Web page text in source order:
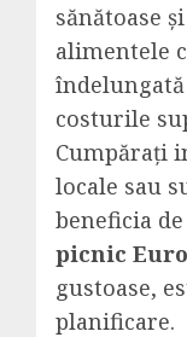
sănătoase
alimentele
costurile
Cumpărați
locale sau
beneficia
picnic
gustoase,
planificare.